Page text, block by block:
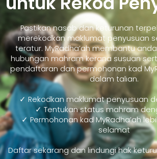
Pastikan nasab dan keturunan
merekodkan maklumat penyusuan
teratur. MyRadha’ah membantu
hubungan mahram kerana susuan
pendaftaran dan permohonan kad
dalam talian.
✓ Rekodkan maklumat penyusuan
✓ Tentukan status mahram
✓ Permohonan kad MyRadha’ah
selamat
Daftar sekarang dan lindungi hak